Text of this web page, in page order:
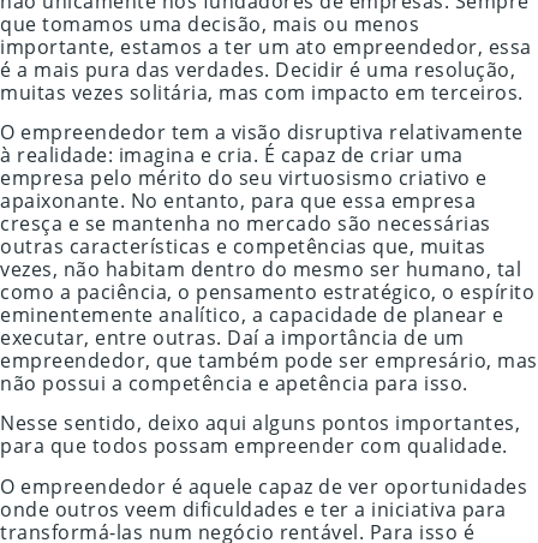
que tomamos uma decisão, mais ou menos
importante, estamos a ter um ato empreendedor, essa
é a mais pura das verdades. Decidir é uma resolução,
muitas vezes solitária, mas com impacto em terceiros.
O empreendedor tem a visão disruptiva relativamente
à realidade: imagina e cria. É capaz de criar uma
empresa pelo mérito do seu virtuosismo criativo e
apaixonante. No entanto, para que essa empresa
cresça e se mantenha no mercado são necessárias
outras características e competências que, muitas
vezes, não habitam dentro do mesmo ser humano, tal
como a paciência, o pensamento estratégico, o espírito
eminentemente analítico, a capacidade de planear e
executar, entre outras. Daí a importância de um
empreendedor, que também pode ser empresário, mas
não possui a competência e apetência para isso.
Nesse sentido, deixo aqui alguns pontos importantes,
para que todos possam empreender com qualidade.
O empreendedor é aquele capaz de ver oportunidades
onde outros veem dificuldades e ter a iniciativa para
transformá-las num negócio rentável. Para isso é